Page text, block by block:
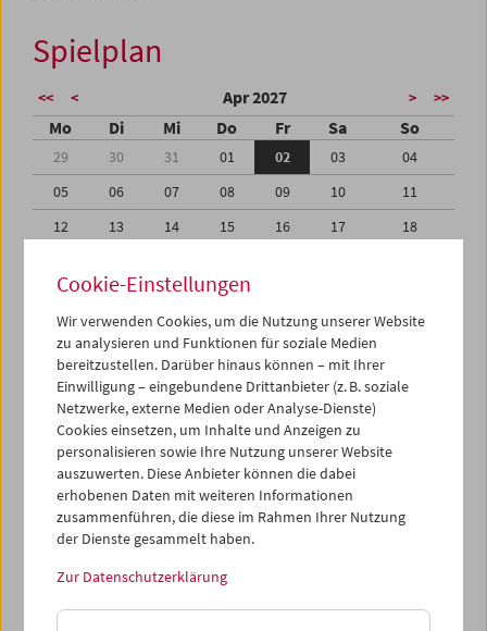
Spielplan
<< < Apr 2027 > >>
Mo Di Mi Do Fr Sa So
29 30 31 01 02 03
04
05
06 07 08 09 10
11
12
13 14 15 16 17
18
26
27 28 29
03
04 05 06 07 08 09
iCalender
Programmheft-PDF
English language or subtitles
< Vorherige Woche
Mo 29.3.
Cookie-Einstellungen
Wir verwenden Cookies, um die Nutzung unserer Website
zu analysieren und Funktionen für soziale Medien
bereitzustellen. Darüber hinaus können – mit Ihrer
Einwilligung – eingebundene Drittanbieter (z. B. soziale
Netzwerke, externe Medien oder Analyse-Dienste)
Cookies einsetzen, um Inhalte und Anzeigen zu
personalisieren sowie Ihre Nutzung unserer Website
auszuwerten. Diese Anbieter können die dabei
erhobenen Daten mit weiteren Informationen
zusammenführen, die diese im Rahmen Ihrer Nutzung
der Dienste gesammelt haben.
Zur Datenschutzerklärung